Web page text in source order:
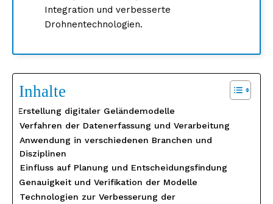
Integration und verbesserte
Drohnentechnologien.
Inhalte
Erstellung digitaler Geländemodelle
Verfahren der Datenerfassung und Verarbeitung
Anwendung in verschiedenen Branchen und
Disziplinen
Einfluss auf Planung und Entscheidungsfindung
Genauigkeit und Verifikation der Modelle
Technologien zur Verbesserung der